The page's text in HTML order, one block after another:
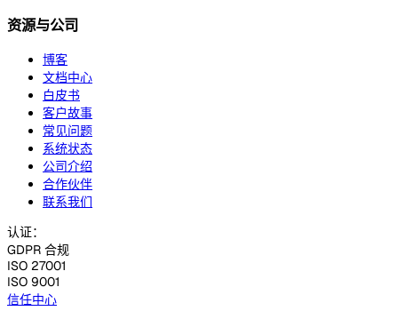
资源与公司
博客
文档中心
白皮书
客户故事
常见问题
系统状态
公司介绍
合作伙伴
联系我们
认证：
GDPR 合规
ISO 27001
ISO 9001
信任中心